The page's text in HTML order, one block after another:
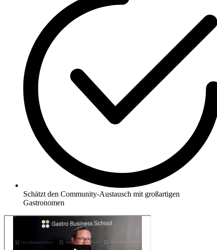
Schätzt den Community-Austausch mit großartigen
Gastronomen